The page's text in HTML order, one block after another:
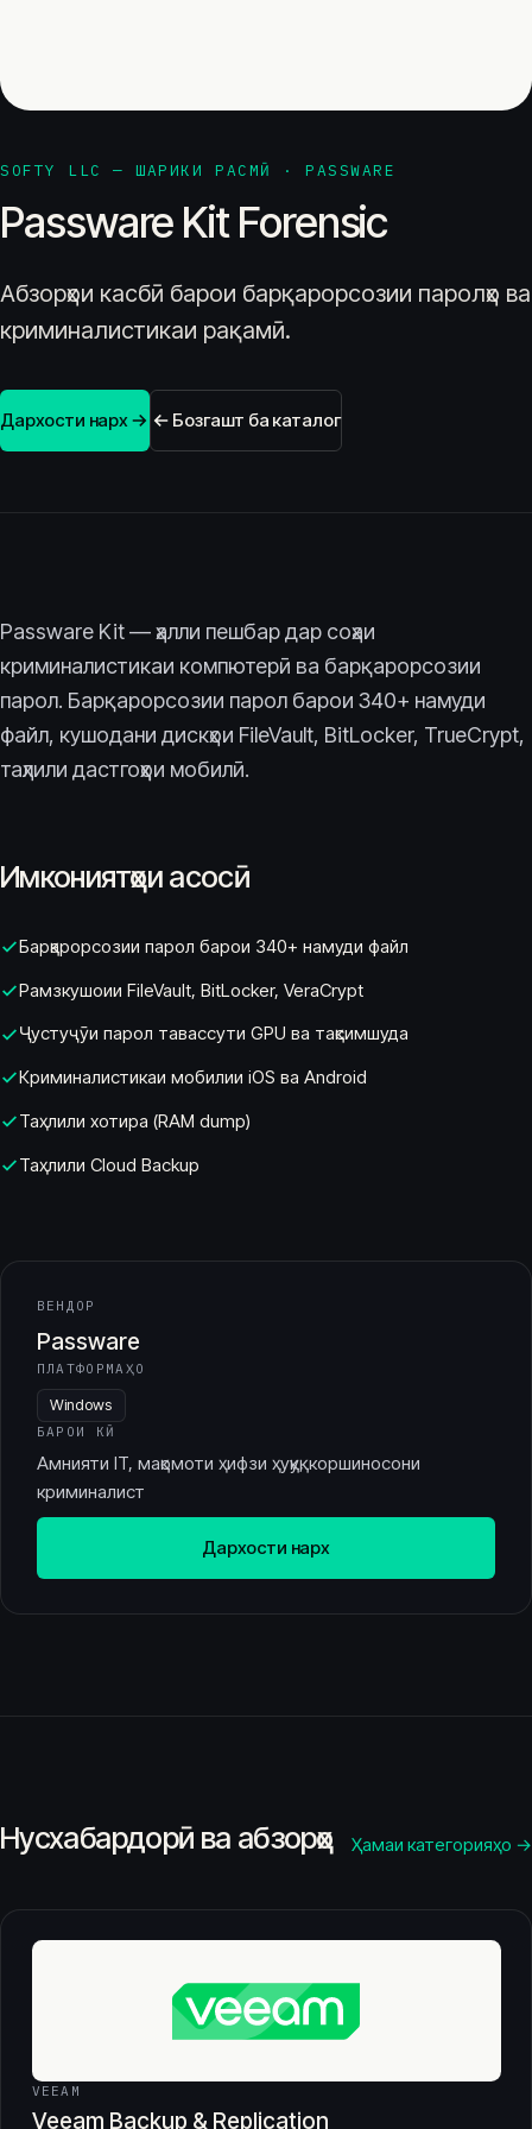
SOFTY LLC — ШАРИКИ РАСМӢ · PASSWARE
Passware Kit Forensic
Абзорҳои касбӣ барои барқарорсозии паролҳо ва
криминалистикаи рақамӣ.
Дархости нарх Бозгашт ба каталог
Passware Kit — ҳалли пешбар дар соҳаи
криминалистикаи компютерӣ ва барқарорсозии
парол. Барқарорсозии парол барои 340+ намуди
файл, кушодани дискҳои FileVault, BitLocker, TrueCrypt,
таҳлили дастгоҳҳои мобилӣ.
Имкониятҳои асосӣ
Барқарорсозии парол барои 340+ намуди файл
Рамзкушоии FileVault, BitLocker, VeraCrypt
Ҷустуҷӯи парол тавассути GPU ва тақсимшуда
Криминалистикаи мобилии iOS ва Android
Таҳлили хотира (RAM dump)
Таҳлили Cloud Backup
ВЕНДОР
Passware
ПЛАТФОРМАҲО
Windows
БАРОИ КӢ
Амнияти IT, мақомоти ҳифзи ҳуқуқ, коршиносони
криминалист
Дархости нарх
Нусхабардорӣ ва абзорҳо Ҳамаи категорияҳо →
VEEAM
Veeam Backup & Replication